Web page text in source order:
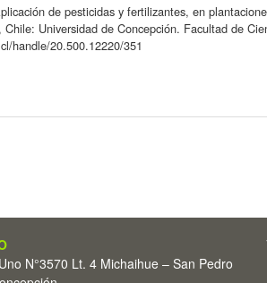
de pesticidas y fertilizantes, en
Universidad de Concepción. Facultad de
handle/20.500.12220/351
N°3570 Lt. 4 Michaihue – San Pedro